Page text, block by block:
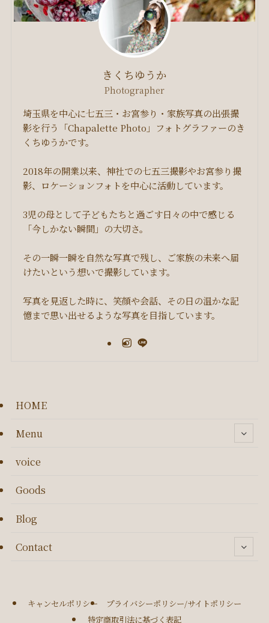
きくちゆうか
Photographer
埼玉県を中心に七五三・お宮参り・家族写真の出張撮
影を行う「Chapalette Photo」フォトグラファーのき
くちゆうかです。
2018年の開業以来、神社での七五三撮影やお宮参り撮
影、ロケーションフォトを中心に活動しています。
3児の母として子どもたちと過ごす日々の中で感じる
「今しかない瞬間」の大切さ。
その一瞬一瞬を自然な写真で残し、ご家族の未来へ届
けたいという想いで撮影しています。
写真を見返した時に、笑顔や会話、その日の温かな記
憶まで思い出せるような写真を目指しています。
HOME
Menu
voice
Goods
Blog
Contact
キャンセルポリシー
プライバシーポリシー/サイトポリシー
特定商取引法に基づく表記